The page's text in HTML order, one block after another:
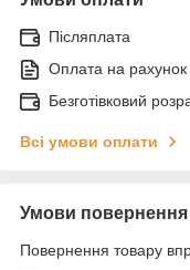
Післяплата
Оплата на рахунок
Безготівковий
Всі умови оплати
Умови повернення
Повернення товару